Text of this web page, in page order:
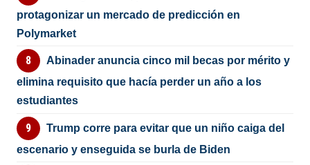
protagonizar un mercado de predicción en
Polymarket
Abinader anuncia cinco mil becas por mérito y
elimina requisito que hacía perder un año a los
estudiantes
Trump corre para evitar que un niño caiga del
escenario y enseguida se burla de Biden